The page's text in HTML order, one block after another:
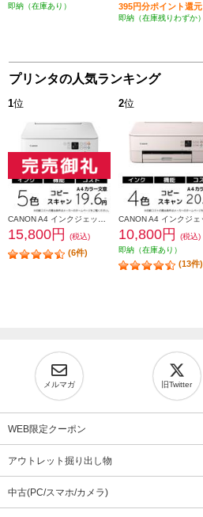
即納（在庫あり）
395円分ポイント還元
即納（在庫残りわずか）
プリンタの人気ランキング
1位
15,800円 (税込)
(6件)
2位
10,800円
(税込)
即納（在庫あり）
(13件)
メルマガ 旧Twitter
WEB限定クーポン
アウトレット掘り出し物
中古(PC/スマホ/カメラ)